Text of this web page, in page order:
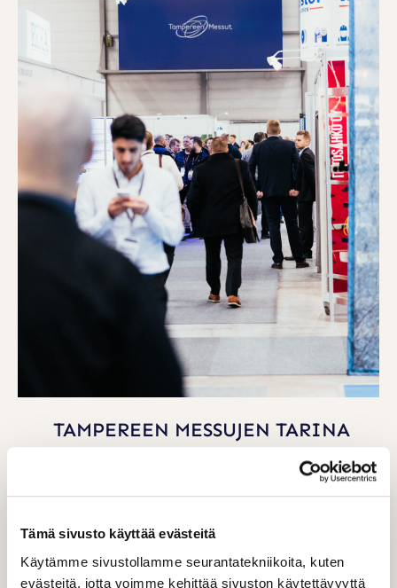
Tämä sivusto käyttää evästeitä
Käytämme sivustollamme seurantatekniikoita, kuten
evästeitä, jotta voimme kehittää sivuston käytettävyyttä
TAMPEREEN MESSUJEN TARINA
Ihmiset alkoivat kokoontua markkinoille
vaihtamista varten. Tuhansia vuosia
myöhemmin messuilla on pitkälti sama
tehtävä: ne tuovat yhteen ihmiset ja